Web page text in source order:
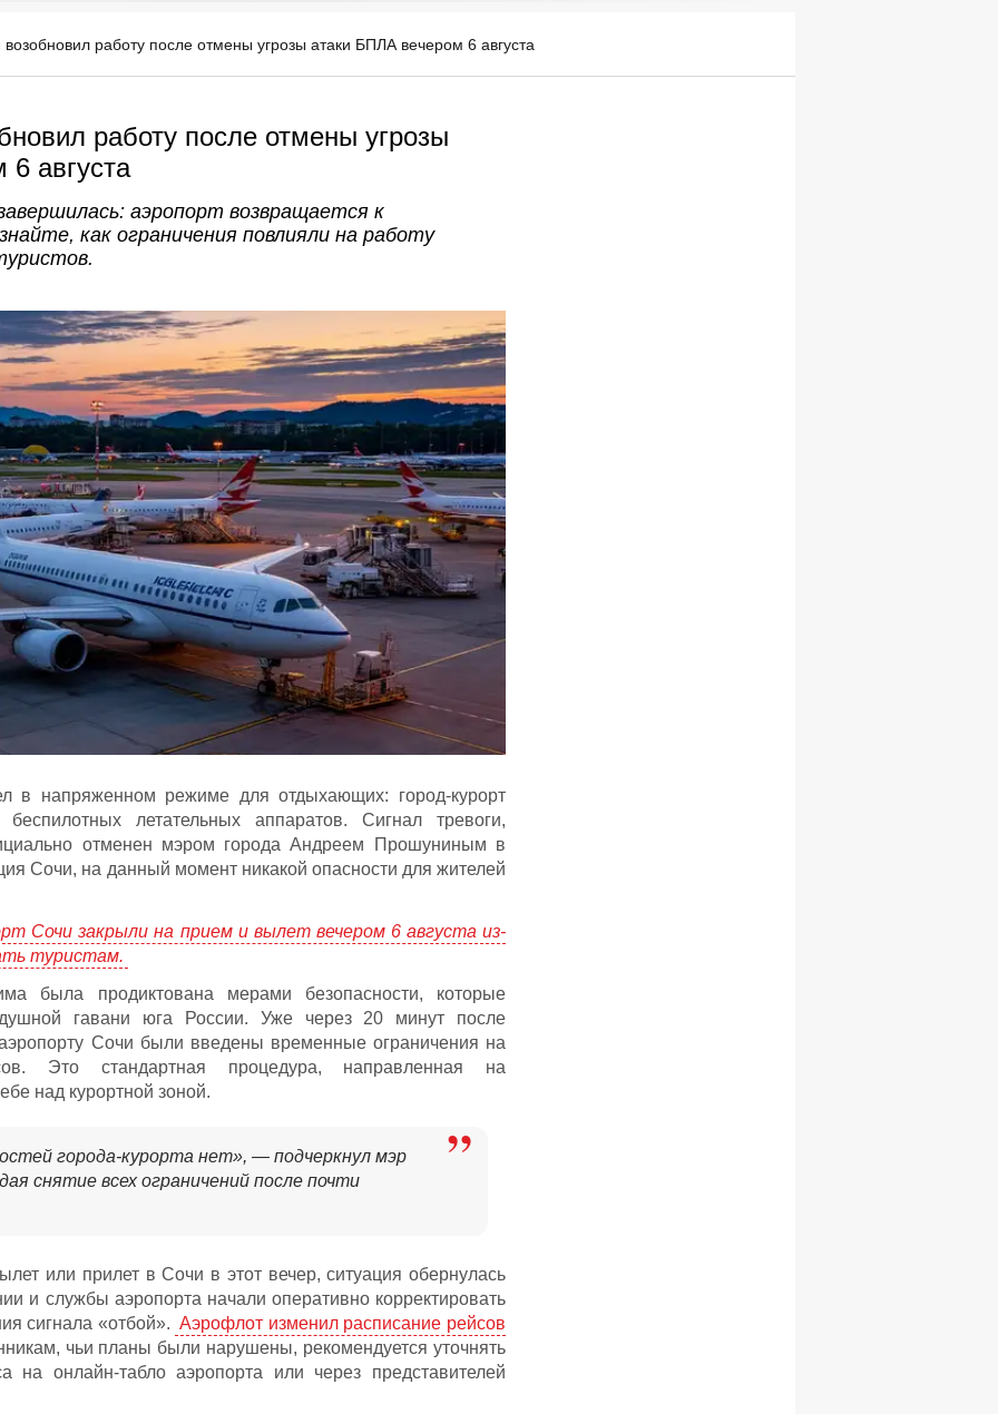
работу после отмены угрозы атаки БПЛА вечером 6 августа
работу после отмены угрозы
августа
аэропорт возвращается к
как ограничения повлияли на работу
в напряженном режиме для отдыхающих: город-курорт
летательных аппаратов. Сигнал тревоги,
отменен мэром города Андреем Прошуниным в
Сочи, на данный момент никакой опасности для жителей
Сочи закрыли на прием и вылет вечером 6 августа из-
туристам.
была продиктована мерами безопасности, которые
гавани юга России. Уже через 20 минут после
Сочи были введены временные ограничения на
Это стандартная процедура, направленная на
над курортной зоной.
города-курорта нет», — подчеркнул мэр
снятие всех ограничений после почти
или прилет в Сочи в этот вечер, ситуация обернулась
и службы аэропорта начали оперативно корректировать
сигнала «отбой». Аэрофлот изменил расписание рейсов
чьи планы были нарушены, рекомендуется уточнять
на онлайн-табло аэропорта или через представителей